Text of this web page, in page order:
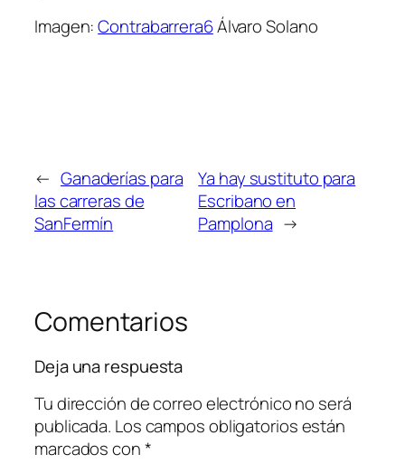
Imagen:Contrabarrera6Álvaro Solano
← Ganaderías para
las carreras de
SanFermín
Ya hay sustituto para
Escribano en
Pamplona →
Comentarios
Deja una respuesta
Tu dirección de correo electrónico no será
publicada. Los campos obligatorios están
marcados con*